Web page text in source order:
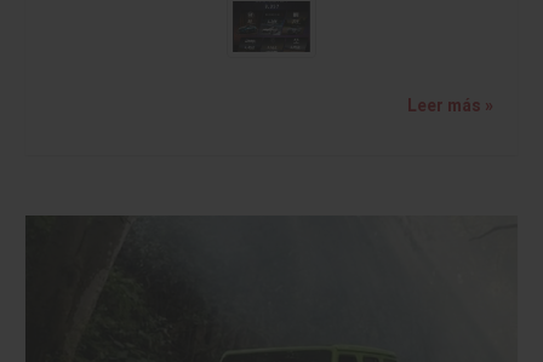
Leer más »